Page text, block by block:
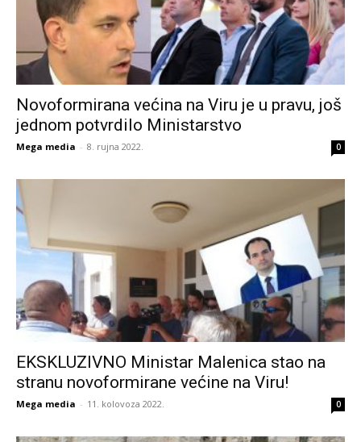
Novoformirana većina na Viru je u pravu, još
jednom potvrdilo Ministarstvo
Mega media - 8. rujna 2022. 0
EKSKLUZIVNO Ministar Malenica stao na
stranu novoformirane većine na Viru!
Mega media - 11. kolovoza 2022. 0